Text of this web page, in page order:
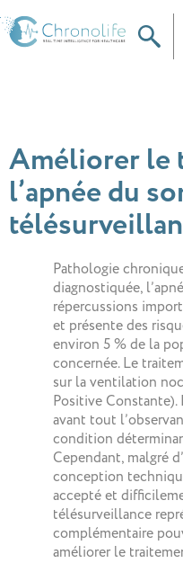
Améliorer le
l’apnée du
Pathologie
diagnostiquée,
répercussions
et présente des
environ 5 % de la
concernée. Le
sur la ventilation
Positive
avant tout
condition
Cependant, malgré
conception
accepté et
télésurveillance
complémentaire
améliorer le